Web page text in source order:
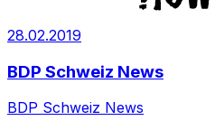
28.02.2019
BDP Schweiz News
BDP Schweiz News